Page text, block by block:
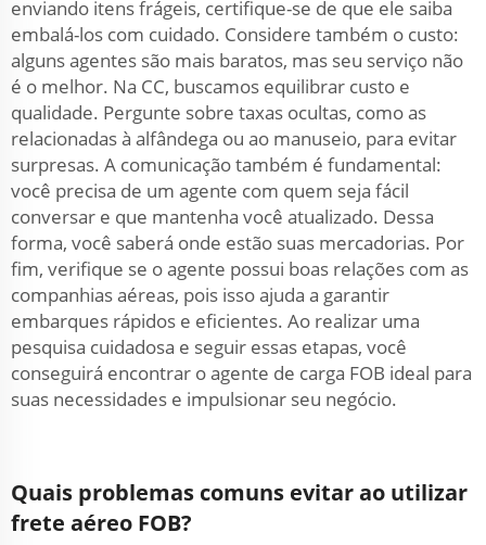
enviando itens frágeis, certifique-se de que ele saiba
embalá-los com cuidado. Considere também o custo:
alguns agentes são mais baratos, mas seu serviço não
é o melhor. Na CC, buscamos equilibrar custo e
qualidade. Pergunte sobre taxas ocultas, como as
relacionadas à alfândega ou ao manuseio, para evitar
surpresas. A comunicação também é fundamental:
você precisa de um agente com quem seja fácil
conversar e que mantenha você atualizado. Dessa
forma, você saberá onde estão suas mercadorias. Por
fim, verifique se o agente possui boas relações com as
companhias aéreas, pois isso ajuda a garantir
embarques rápidos e eficientes. Ao realizar uma
pesquisa cuidadosa e seguir essas etapas, você
conseguirá encontrar o agente de carga FOB ideal para
suas necessidades e impulsionar seu negócio.
Quais problemas comuns evitar ao utilizar
frete aéreo FOB?